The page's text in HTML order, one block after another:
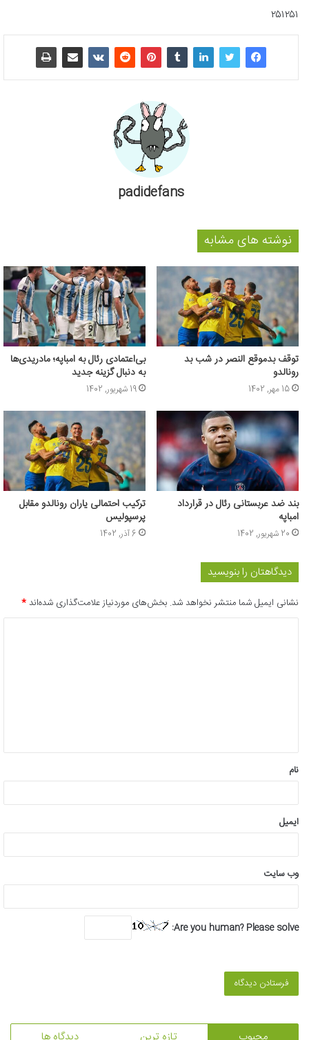
۲۵۱۲۵۱
padidefans
نوشته های مشابه
توقف بدموقع النصر در شب بد
رونالدو
15 مهر, 1402
بی‌اعتمادی رئال به امباپه؛ مادریدی‌ها
به دنبال گزینه جدید
19 شهریور, 1402
بند ضد عربستانی رئال در قرارداد
امباپه
20 شهریور, 1402
ترکیب احتمالی یاران رونالدو مقابل
پرسپولیس
6 آذر, 1402
دیدگاهتان را بنویسید
نشانی ایمیل شما منتشر نخواهد شد. بخش‌های موردنیاز علامت‌گذاری شده‌اند*
*
نام
ایمیل
وب‌ سایت
Are you human? Please solve: